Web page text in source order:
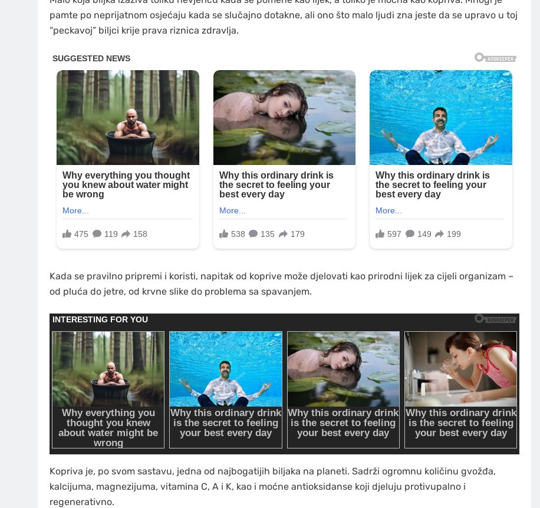
pamte po neprijatnom osjećaju kada se slučajno dotakne, ali ono što malo ljudi zna jeste da se upravo u toj
“peckavoj” biljci krije prava riznica zdravlja.
Kada se pravilno pripremi i koristi, napitak od koprive može djelovati kao prirodni lijek za cijeli organizam –
od pluća do jetre, od krvne slike do problema sa spavanjem.
Kopriva je, po svom sastavu, jedna od najbogatijih biljaka na planeti. Sadrži ogromnu količinu gvožđa,
kalcijuma, magnezijuma, vitamina C, A i K, kao i moćne antioksidanse koji djeluju protivupalno i
regenerativno.